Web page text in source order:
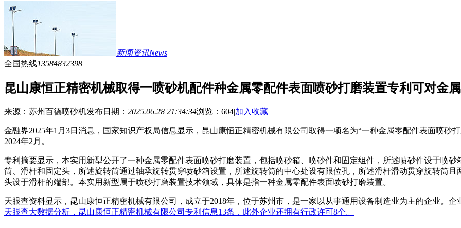
新闻资讯News
全国热线13584832398
昆山康恒正精密机械取得一喷砂机配件种金属零配件表面喷砂打磨装置专利可对金
来源：苏州百德喷砂机发布日期： 2025.06.28 21:34:34浏览： 604|加入收藏
金融界2025年1月3日消息，国家知识产权局信息显示，昆山康恒正精密机械有限公司取得一项名为“一种金属零配件表面喷砂
2024年2月。
专利摘要显示，本实用新型公开了一种金属零配件表面喷砂打磨装置，包括喷砂箱、喷砂件和固定组件，所述喷砂件设于喷
筒、滑杆和固定头，所述旋转筒通过轴承旋转贯穿喷砂箱设置，所述旋转筒的中心处设有限位孔，所述滑杆滑动贯穿旋转筒
头设于滑杆的端部。本实用新型属于喷砂打磨装置技术领域，具体是指一种金属零配件表面喷砂打磨装置。
天眼查资料显示，昆山康恒正精密机械有限公司，成立于2018年，位于苏州市，是一家以从事通用设备制造业为主的企业。企
天眼查大数据分析，昆山康恒正精密机械有限公司专利信息13条，此外企业还拥有行政许可8个。